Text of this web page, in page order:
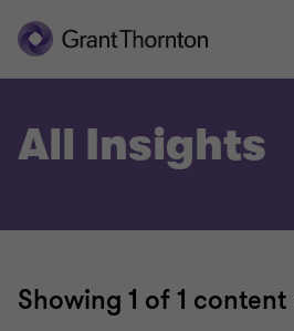
All Insights
Showing 1 of 1 content